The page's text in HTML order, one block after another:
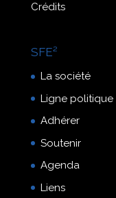
Crédits
SFE²
La société
Ligne politique
Adhérer
Soutenir
Agenda
Liens